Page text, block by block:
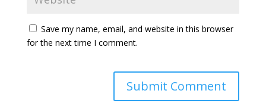
Save my name, email, and website in this browser
for the next time I comment.